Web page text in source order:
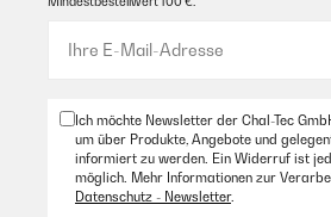
Ich möchte Newsletter der Chal-Tec
um über Produkte, Angebote und
informiert zu werden. Ein Widerruf ist
möglich. Mehr Informationen zur
Datenschutz - Newsletter.